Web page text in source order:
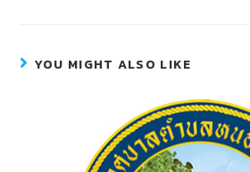
b e
er
YOU MIGHT ALSO LIKE